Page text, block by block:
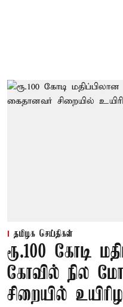
தமிழக செய்திகள்
ரூ.100 கோடி
கோவில் நில
சிறையில்